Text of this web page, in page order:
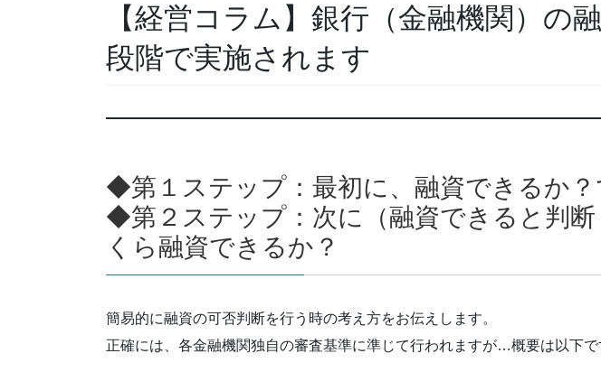
【経営コラム】銀行（金融機関）の
段階で実施されます
◆第１ステップ：最初に、融資できるか？
◆第２ステップ：次に（融資できると判断
くら融資できるか？
簡易的に融資の可否判断を行う時の考え方をお伝えします。
正確には、各金融機関独自の審査基準に準じて行われますが…概要は以下で